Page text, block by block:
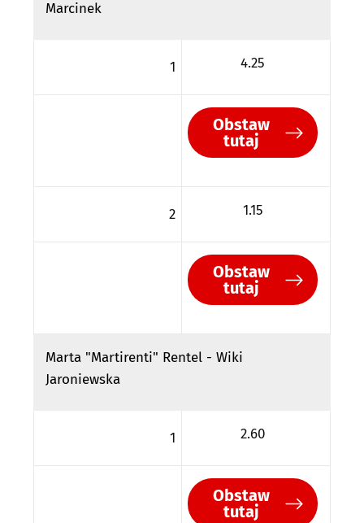
Marcinek
1 4.25
Obstaw
tutaj
2 1.15
Obstaw
tutaj
Marta "Martirenti" Rentel - Wiki
Jaroniewska
1 2.60
Obstaw
tutaj